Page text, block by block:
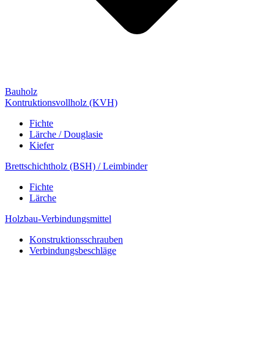
Bauholz
Kontruktionsvollholz (KVH)
Fichte
Lärche / Douglasie
Kiefer
Brettschichtholz (BSH) / Leimbinder
Fichte
Lärche
Holzbau-Verbindungsmittel
Konstruktionsschrauben
Verbindungsbeschläge